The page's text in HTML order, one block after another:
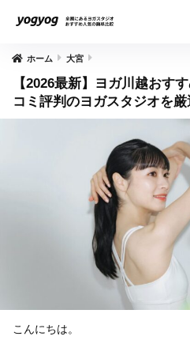
ホーム 大宮
【2026最新】ヨガ川越おす
コミ評判のヨガスタジオを厳
こんにちは。